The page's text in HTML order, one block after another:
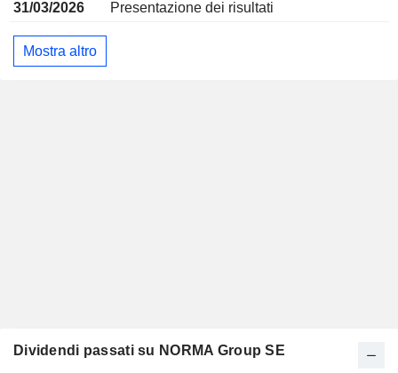
31/03/2026
Presentazione dei risultati
Mostra altro
Dividendi passati su NORMA Group SE